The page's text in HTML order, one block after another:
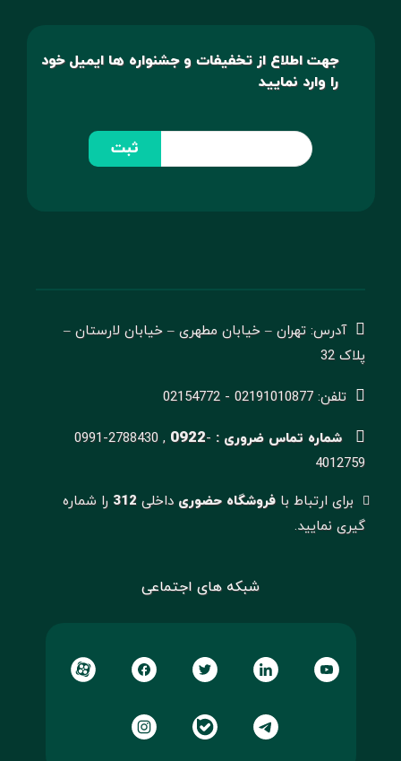
جهت اطلاع از تخفیفات و جشنواره ها ایمیل خود
را وارد نمایید
ثبت
آدرس: تهران – خیابان مطهری – خیابان لارستان –
پلاک 32
تلفن: 02191010877 - 02154772
شماره تماس ضروری : 0991-2788430 , 0922-
4012759
برای ارتباط با فروشگاه حضوریداخلی 312 را شماره
گیری نمایید.
شبکه های اجتماعی